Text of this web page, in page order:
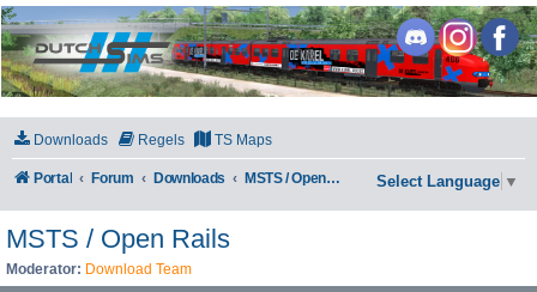
DutchSims
Downloads Regels TS Maps
Portal Forum Downloads MSTS / Open Rails Select Language ▼
MSTS / Open Rails
Moderator: Download Team